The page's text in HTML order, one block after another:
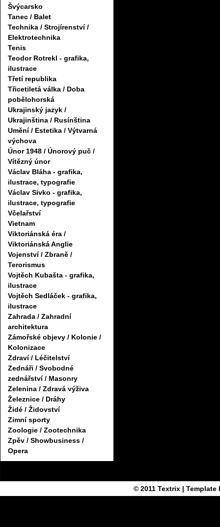
Švýcarsko
Tanec / Balet
Technika / Strojírenství /
Elektrotechnika
Tenis
Teodor Rotrekl - grafika,
ilustrace
Třetí republika
Třicetiletá válka / Doba
pobělohorská
Ukrajinský jazyk /
Ukrajinština / Rusínština
Umění / Estetika / Výtvarná
výchova
Únor 1948 / Únorový puč /
Vítězný únor
Václav Bláha - grafika,
ilustrace, typografie
Václav Sivko - grafika,
ilustrace, typografie
Včelařství
Vietnam
Viktoriánská éra /
Viktoriánská Anglie
Vojenství / Zbraně /
Terorismus
Vojtěch Kubašta - grafika,
ilustrace
Vojtěch Sedláček - grafika,
ilustrace
Zahrada / Zahradní
architektura
Zámořské objevy / Kolonie /
Kolonizace
Zdraví / Léčitelství
Zednáři / Svobodné
zednářství / Masonry
Zelenina / Zdravá výživa
Železnice / Dráhy
Židé / Židovství
Zimní sporty
Zoologie / Zootechnika
Zpěv / Showbusiness /
Opera
© 2011 Textrix| Template